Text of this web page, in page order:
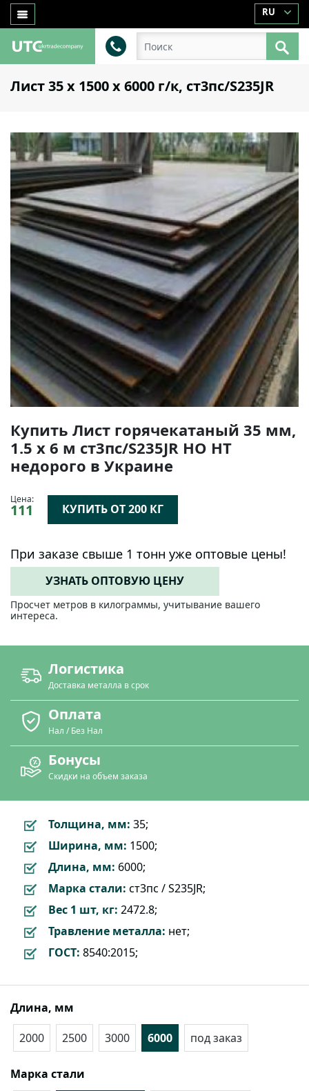
RU
Лист 35 х 1500 х 6000 г/к, ст3пс/S235JR
Купить Лист горячекатаный 35 мм,
1.5 х 6 м ст3пс/S235JR НО НТ
недорого в Украине
Цена:
111 КУПИТЬ ОТ 200 КГ
При заказе свыше 1 тонн уже оптовые цены!
УЗНАТЬ ОПТОВУЮ ЦЕНУ
Просчет метров в килограммы, учитывание вашего
интереса.
Логистика
Доставка металла в срок
Оплата
Нал / Без Нал
Бонусы
Скидки на объем заказа
Толщина, мм: 35;
Ширина, мм: 1500;
Длина, мм: 6000;
Марка стали: ст3пс / S235JR;
Вес 1 шт, кг: 2472.8;
Травление металла: нет;
ГОСТ: 8540:2015;
Длина, мм
2000
2500 3000 6000 под заказ
Марка стали